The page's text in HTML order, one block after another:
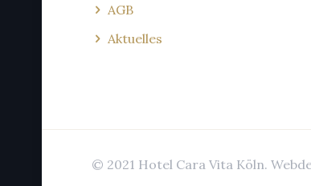
AGB
Aktuelles
© 2021 Hotel Cara Vita Köln.